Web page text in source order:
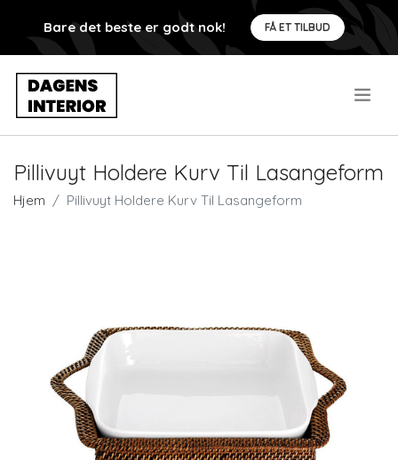
Bare det beste er godt nok! FÅ ET TILBUD
Pillivuyt Holdere Kurv Til Lasangeform
Hjem Pillivuyt Holdere Kurv Til Lasangeform